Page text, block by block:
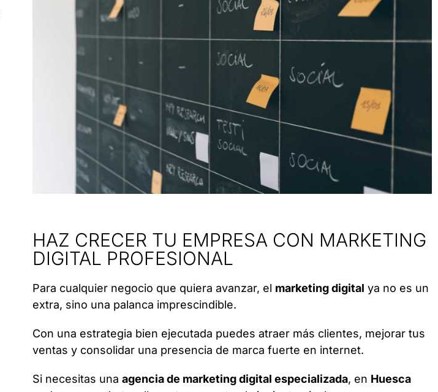
HAZ CRECER TU EMPRESA CON MARKETING
DIGITAL PROFESIONAL
Para cualquier negocio que quiera avanzar, el marketing digital ya no es un
extra, sino una palanca imprescindible.
Con una estrategia bien ejecutada puedes atraer más clientes, mejorar tus
ventas y consolidar una presencia de marca fuerte en internet.
Si necesitas una agencia de marketing digital especializada, en Huesca